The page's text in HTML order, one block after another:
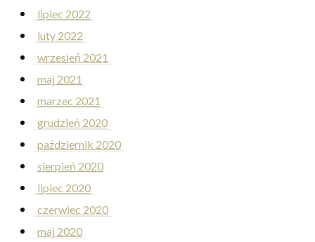
lipiec 2022
luty 2022
wrzesień 2021
maj 2021
marzec 2021
grudzień 2020
październik 2020
sierpień 2020
lipiec 2020
czerwiec 2020
maj 2020